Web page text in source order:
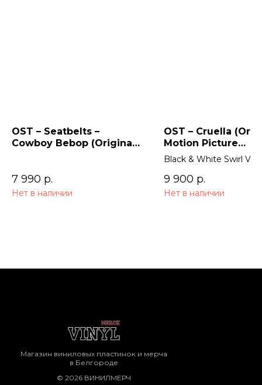
OST – Seatbelts –
Cowboy Bebop (Original
7 990 р.
Нет в наличии
OST – Cruella
Motion Picture
Soundtrack) 2LP
Black & White Swirl
9 900 р.
Нет в наличии
Магазин виниловых пластинок и мерча
в Белгороде
© 2026 ВИНИЛМЕРЧ